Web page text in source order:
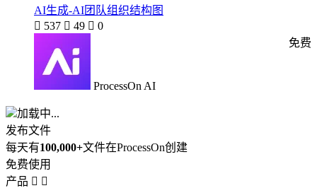
AI生成-AI团队组织结构图
 537  49  0
ProcessOn AI
免费
加载中...
发布文件
每天有100,000+文件在ProcessOn创建
免费使用
产品  